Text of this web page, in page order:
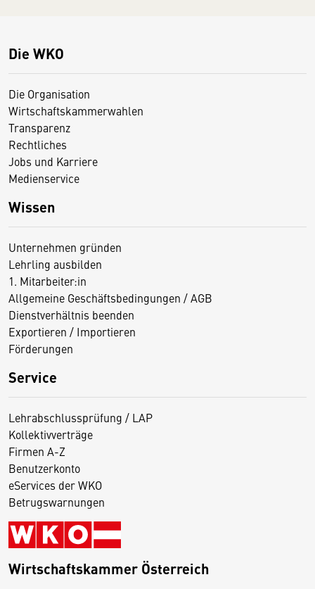
Die WKO
Die Organisation
Wirtschaftskammerwahlen
Transparenz
Rechtliches
Jobs und Karriere
Medienservice
Wissen
Unternehmen gründen
Lehrling ausbilden
1. Mitarbeiter:in
Allgemeine Geschäftsbedingungen / AGB
Dienstverhältnis beenden
Exportieren / Importieren
Förderungen
Service
Lehrabschlussprüfung / LAP
Kollektivverträge
Firmen A-Z
Benutzerkonto
eServices der WKO
Betrugswarnungen
Wirtschaftskammer Österreich